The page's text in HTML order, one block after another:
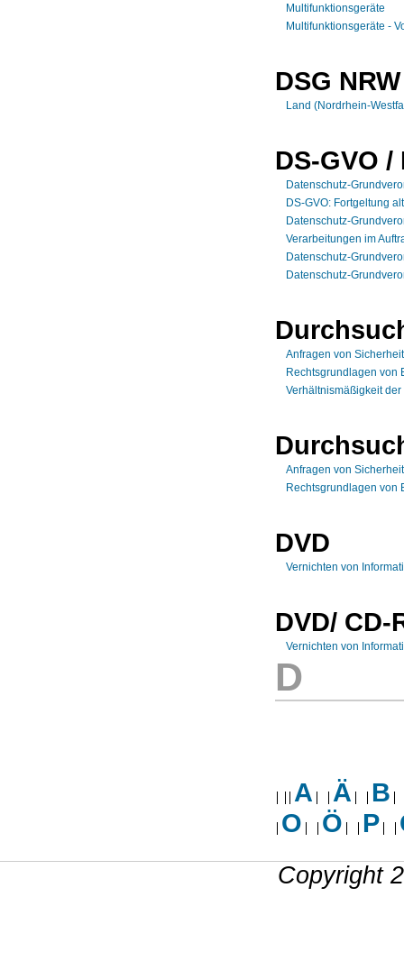
Multifunktionsgeräte
Multifunktionsgeräte -
DSG NRW
Land (Nordrhein-
DS-GVO /
Datenschutz-
DS-GVO: Fortgeltung
Datenschutz-
Verarbeitungen im
Datenschutz-
Datenschutz-
Anfragen von
Rechtsgrundlagen von
Verhältnismäßigkeit
Anfragen von
Rechtsgrundlagen von
DVD
Vernichten von
DVD/ CD-
Vernichten von
D
A Ä
B
O
Ö P
Copyright